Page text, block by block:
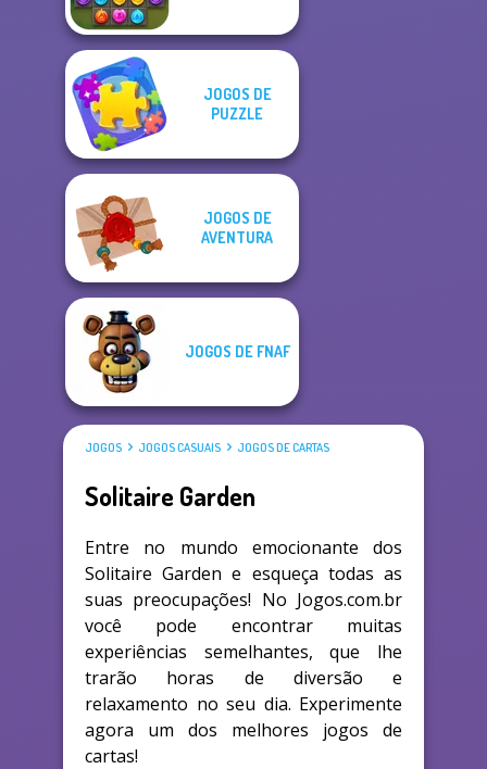
JOGOS DE
PUZZLE
JOGOS DE
AVENTURA
JOGOS DE FNAF
JOGOS JOGOS CASUAIS JOGOS DE CARTAS
Solitaire Garden
Entre no mundo emocionante dos
Solitaire Garden e esqueça todas as
suas preocupações! No Jogos.com.br
você pode encontrar muitas
experiências semelhantes, que lhe
trarão horas de diversão e
relaxamento no seu dia. Experimente
agora um dos melhores jogos de
cartas!